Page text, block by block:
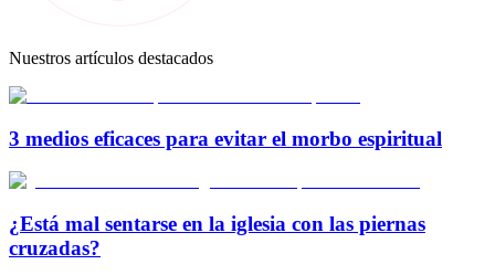
Nuestros artículos destacados
3 medios eficaces para evitar el morbo espiritual
¿Está mal sentarse en la iglesia con las piernas
cruzadas?